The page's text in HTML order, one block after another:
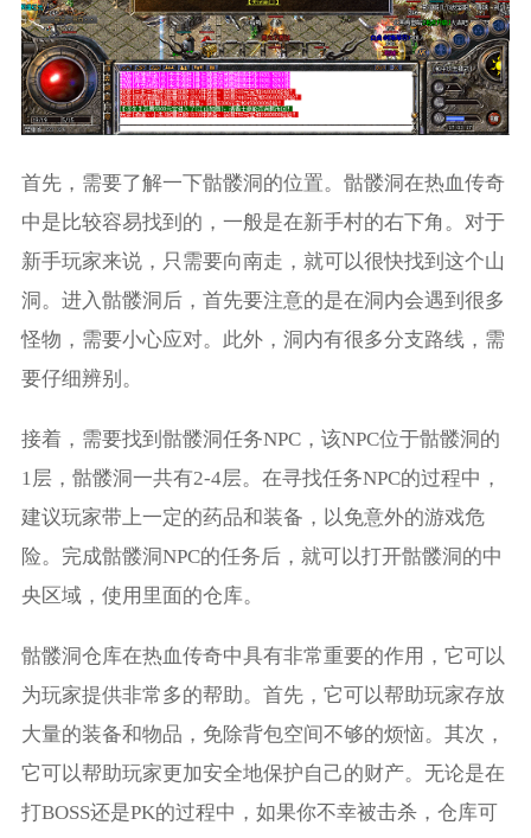
首先，需要了解一下骷髅洞的位置。骷髅洞在热血传奇
中是比较容易找到的，一般是在新手村的右下角。对于
新手玩家来说，只需要向南走，就可以很快找到这个山
洞。进入骷髅洞后，首先要注意的是在洞内会遇到很多
怪物，需要小心应对。此外，洞内有很多分支路线，需
要仔细辨别。
接着，需要找到骷髅洞任务NPC，该NPC位于骷髅洞的
1层，骷髅洞一共有2-4层。在寻找任务NPC的过程中，
建议玩家带上一定的药品和装备，以免意外的游戏危
险。完成骷髅洞NPC的任务后，就可以打开骷髅洞的中
央区域，使用里面的仓库。
骷髅洞仓库在热血传奇中具有非常重要的作用，它可以
为玩家提供非常多的帮助。首先，它可以帮助玩家存放
大量的装备和物品，免除背包空间不够的烦恼。其次，
它可以帮助玩家更加安全地保护自己的财产。无论是在
打BOSS还是PK的过程中，如果你不幸被击杀，仓库可